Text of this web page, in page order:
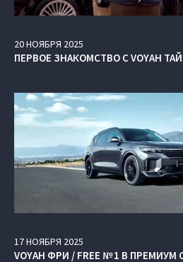
20НОЯБРЯ 2025
ПЕРВОЕ ЗНАКОМСТВО С VOYAH
17НОЯБРЯ 2025
VOYAH ФРИ / FREE № 1 В